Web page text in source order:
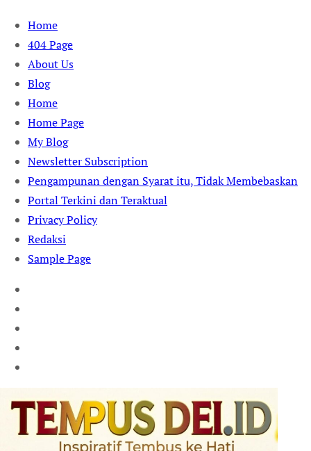
Skip
content
Home
404 Page
About Us
Blog
Home
Home Page
My Blog
Newsletter Subscription
Pengampunan dengan Syarat itu, Tidak Membebaskan
Portal Terkini dan Teraktual
Privacy Policy
Redaksi
Sample Page